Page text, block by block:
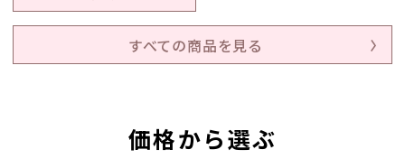
すべての商品を見る
価格から選ぶ